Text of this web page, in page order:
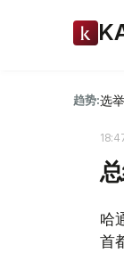
趋势:选
哈
首